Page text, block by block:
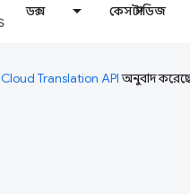
ডক্স কেস স্টাডিজ
Cloud Translation APIঅনুবাদ